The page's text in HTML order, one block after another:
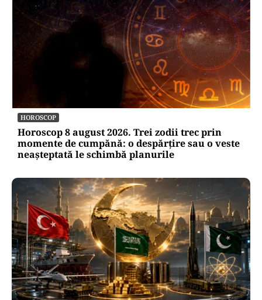
HOROSCOP
Horoscop 8 august 2026. Trei zodii trec prin
momente de cumpănă: o despărțire sau o veste
neașteptată le schimbă planurile